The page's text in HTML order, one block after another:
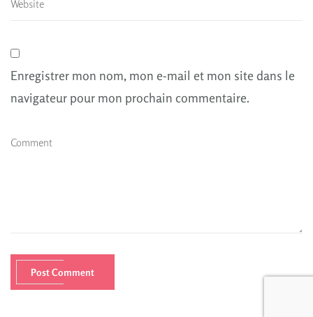
Enregistrer mon nom, mon e-mail et mon site dans le
navigateur pour mon prochain commentaire.
Post Comment